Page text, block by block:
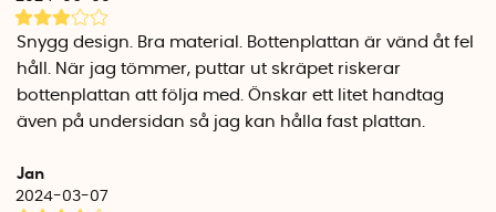
Green Lizzies patenterade haksystem gör det enkelt att bära
flera sophinkar i en hand. Och för de som vill frigöra golvyta
erbjuder avfallshanteringen också en skåp- och
vägghållare som möjliggör smidig upphängning av ett kärl
på insidan av köksskåp.
Komprimerande lock för ökad kapacitet
Sopsorteringskärlen inkluderar avfallskomprimerande lock
Snygg design. Bra material. Bottenplattan är vänd åt fel
håll. När jag tömmer, puttar ut skräpet riskerar
bottenplattan att följa med. Önskar ett litet handtag
även på undersidan så jag kan hålla fast plattan.
Jan
2024-03-07